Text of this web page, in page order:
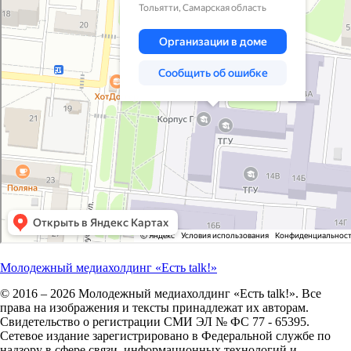
Молодежный медиахолдинг «Есть talk!»
© 2016 – 2026 Молодежный медиахолдинг «Есть talk!». Все
права на изображения и тексты принадлежат их авторам.
Свидетельство о регистрации СМИ ЭЛ № ФС 77 - 65395.
Сетевое издание зарегистрировано в Федеральной службе по